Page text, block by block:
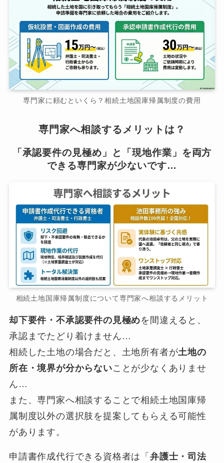
専門家に頼むといくら？相続土地国庫帰属制度の費用
専門家へ相談するメリットは？
「承認要件の見極め」と「現地作業」を両方
できる専門家が少ないです…
相続土地国庫帰属制度について専門家へ相談するメリット
却下要件・不承認要件の見極めを間違えると、
承認までたどり着けません…
相続した土地の場合だと、土地所有者が土地の
所在・境界が分からないことが少なくありませ
ん…
また、専門家へ相談することで相続土地国庫帰
属制度以外の選択肢を提案してもらえる可能性
があります。
申請書作成代行できる資格者は「弁護士・司法